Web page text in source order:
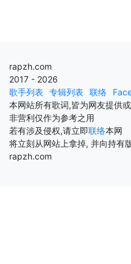
rapzh.com
2017 - 2026
歌手列表 专辑列表 联络
本网站所有歌词,皆为网友提供
非营利仅作为参考之用
若有涉及侵权,请立即联络本网
将立刻从网站上拿掉, 并向持有
rapzh.com